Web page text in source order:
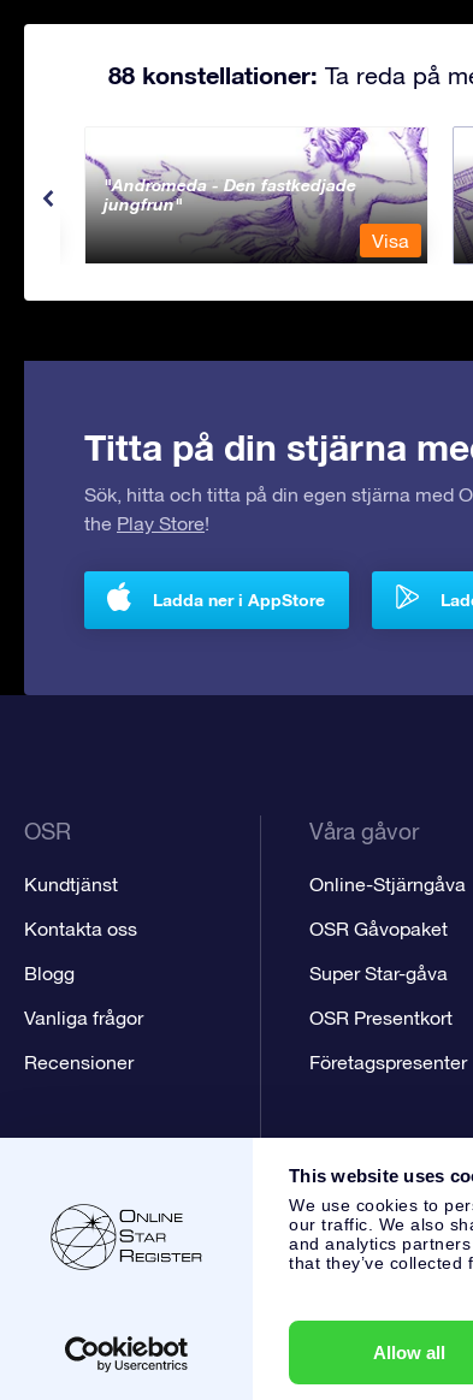
This website uses
We use cookies to
our traffic. We also
and analytics
that they’ve collected
Allow all
88 konstellationer: Ta reda på
Andromeda - Den fastkedjade
jungfrun
Visa
Titta på din stjärna
Sök, hitta och titta på din egen stjärna med
the Play Store!
Ladda ner i AppStore
OSR
Kundtjänst
Kontakta oss
Blogg
Vanliga frågor
Recensioner
Våra gåvor
Online-Stjärngåva
OSR Gåvopaket
Super Star-gåva
OSR Presentkort
Företagspresenter
Kundtjänst:help@osr.org KVK: 60333553, VAT: NL